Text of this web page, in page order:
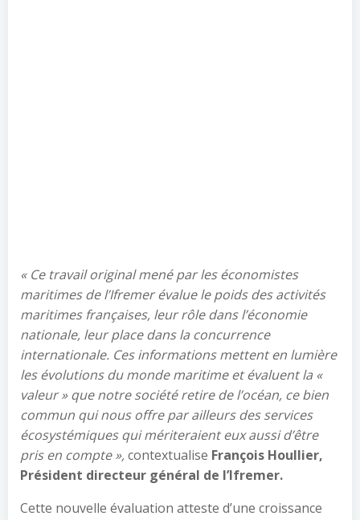
« Ce travail original mené par les économistes
maritimes de l’Ifremer évalue le poids des activités
maritimes françaises, leur rôle dans l’économie
nationale, leur place dans la concurrence
internationale. Ces informations mettent en lumière
les évolutions du monde maritime et évaluent la «
valeur » que notre société retire de l’océan, ce bien
commun qui nous offre par ailleurs des services
écosystémiques qui mériteraient eux aussi d’être
pris en compte »,contextualise François Houllier,
Président directeur général de l’Ifremer.
Cette nouvelle évaluation atteste d’une croissance